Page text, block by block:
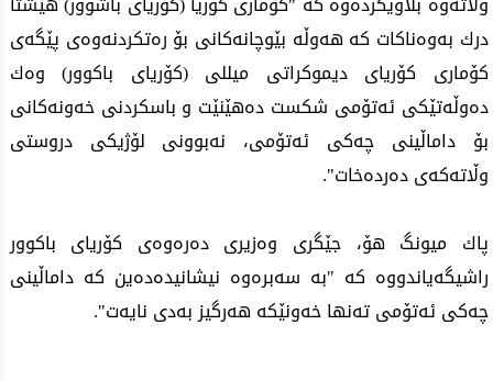
درك به‌وه‌ناكات كه‌ هه‌وڵه‌ بێوچانه‌كانی بۆ ره‌تكردنه‌وه‌ی پێگه‌ی
كۆماری‌ كۆریای دیموكراتی‌ میللی (كۆریای باكوور) وه‌ك
ده‌وڵه‌تێكی ئه‌تۆمی شكست ده‌هێنێت و باسكردنی خه‌ونه‌كانی
بۆ داماڵینی چه‌كی ئه‌تۆمی، نه‌بوونی لۆژیكی‌ دروستی‌
وڵاته‌كه‌ی ده‌رده‌خات".
پاك میونگ هۆ، جێگری وه‌زیری ده‌ره‌وه‌ی‌ كۆریای‌ باكوور
راشیگه‌یاندووه‌ كه‌ "به‌ سه‌بره‌وه‌ نیشانیده‌ده‌ین كه‌ داماڵینی
چه‌كی ئه‌تۆمی ته‌نها خه‌ونێكه‌ هه‌رگیز به‌دی نایه‌ت".